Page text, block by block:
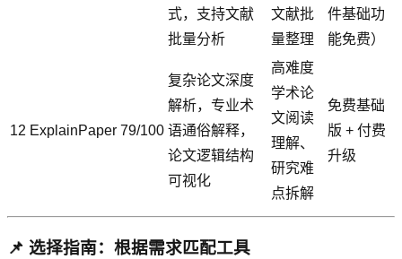
式，支持文献
批量分析
文献批
量整理
件基础功
能免费）
12 ExplainPaper 79/100
复杂论文深度
解析，专业术
语通俗解释，
论文逻辑结构
可视化
高难度
学术论
文阅读
理解、
研究难
点拆解
免费基础
版 + 付费
升级
📌 选择指南：根据需求匹配工具